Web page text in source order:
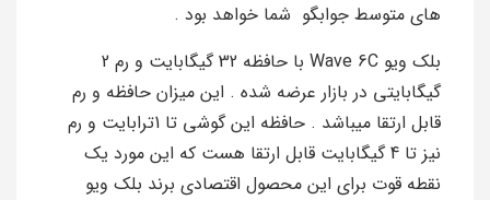
های متوسط جوابگو شما خواهد بود .
بلک ویو Wave 6C با حافظه 32 گیگابایت و رم 2
گیگابایتی در بازار عرضه شده . این میزان حافظه و رم
قابل ارتقا میباشد . حافظه این گوشی تا 1ترابایت و رم
نیز تا 4 گیگابایت قابل ارتقا هست که این مورد یک
نقطه قوت برای این محصول اقتصادی برند بلک ویو